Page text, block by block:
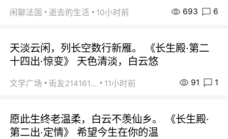
闲聊法国 逝去的生活 10小时前 693 6
天淡云闲，列长空数行新雁。 《长生殿·第二
十四出·惊变》 天色清淡，白云悠
文学广场 街友21416156 11小时前 91 1
愿此生终老温柔，白云不羡仙乡。 《长生殿·
第二出·定情》 希望今生在你的温